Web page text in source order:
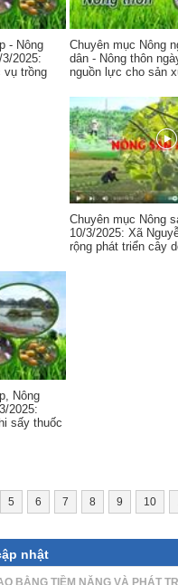
- Nông
2025:
vụ trồng
Chuyên mục Nông
dân - Nông thôn
nguồn lực cho sản
Chuyên mục Nông
10/3/2025: Xã
rộng phát triển cây
Nông
2025:
sấy thuốc
5 6 7 8 9 10
nhật
BẰNG TIỀM NĂNG VÀ PHÁT